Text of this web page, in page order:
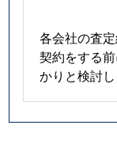
子平町
昭和町
昭和町
各会社の査
契約をする
かりと検討し